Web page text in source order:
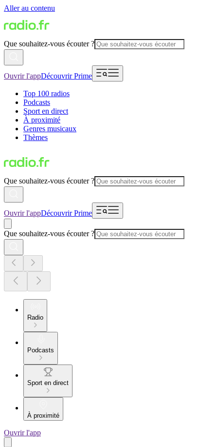
Aller au contenu
Que souhaitez-vous écouter ?
Ouvrir l'appDécouvrir Prime
Top 100 radios
Podcasts
Sport en direct
À proximité
Genres musicaux
Thèmes
Que souhaitez-vous écouter ?
Ouvrir l'appDécouvrir Prime
Que souhaitez-vous écouter ?
Radio
Podcasts
Sport en direct
À proximité
Ouvrir l'app